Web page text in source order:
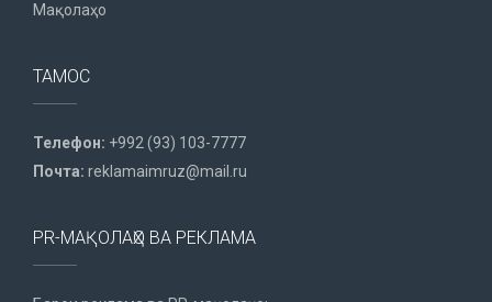
Мақолаҳо
ТАМОС
Телефон: +992 (93) 103-7777
Почта: reklamaimruz@mail.ru
PR-МАҚОЛАҲО ВА РЕКЛАМА